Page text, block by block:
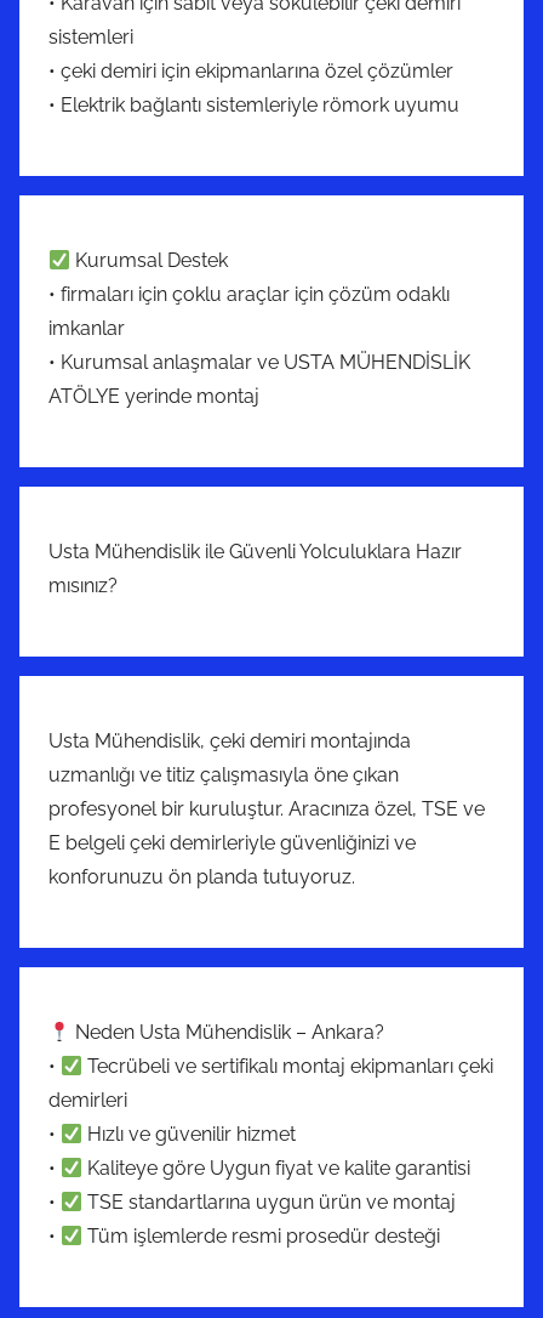
sistemleri
• çeki demiri için ekipmanlarına özel çözümler
• Elektrik bağlantı sistemleriyle römork uyumu
Kurumsal Destek
• firmaları için çoklu araçlar için çözüm odaklı
imkanlar
• Kurumsal anlaşmalar ve USTA MÜHENDİSLİK
ATÖLYE yerinde montaj
Usta Mühendislik ile Güvenli Yolculuklara Hazır
mısınız?
Usta Mühendislik, çeki demiri montajında
uzmanlığı ve titiz çalışmasıyla öne çıkan
profesyonel bir kuruluştur. Aracınıza özel, TSE ve
E belgeli çeki demirleriyle güvenliğinizi ve
konforunuzu ön planda tutuyoruz.
Neden Usta Mühendislik – Ankara?
•
Tecrübeli ve sertifikalı montaj ekipmanları çeki
demirleri
•
Hızlı ve güvenilir hizmet
•
Kaliteye göre Uygun fiyat ve kalite garantisi
•
TSE standartlarına uygun ürün ve montaj
•
Tüm işlemlerde resmi prosedür desteği